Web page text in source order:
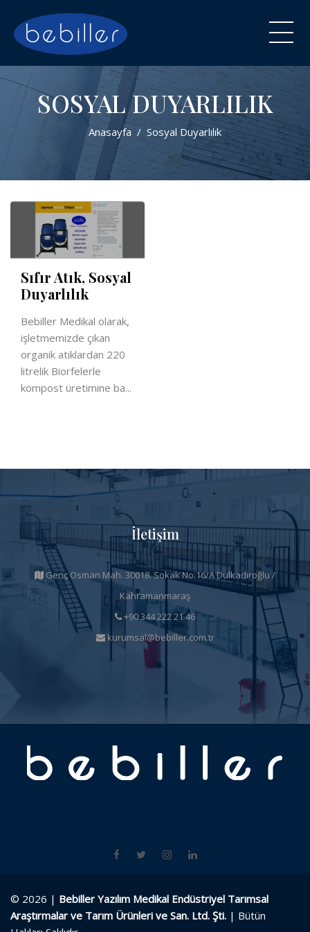
SOSYAL DUYARLILIK
Anasayfa Sosyal Duyarlılık
Sıfır Atık, Sosyal
Duyarlılık
Bebiller Medikal olarak,
işletmemizde çıkan
organik atıklardan 220
litrelik Biorfelerle
kompost üretimine ba...
İletişim
Genç Osman Mah. 30018. Sokak No:16/A Dulkadiroğlu /
Kahramanmaraş
+90 344 222 21 46
kurumsal@bebiller.com.tr
© 2026 | Bebiller Yazılım Medikal Endüstriyel Tarımsal
Araştırmalar ve Tarım Ürünleri ve San. Ltd. Şti. | Bütün